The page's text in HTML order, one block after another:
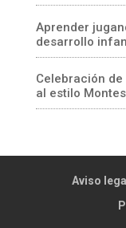
Aprender
desarrollo
Celebración
al estilo
Aviso legal